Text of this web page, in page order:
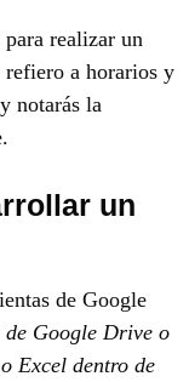
realizar un
a horarios y
notarás la
un
de Google
Google Drive o
Excel dentro de